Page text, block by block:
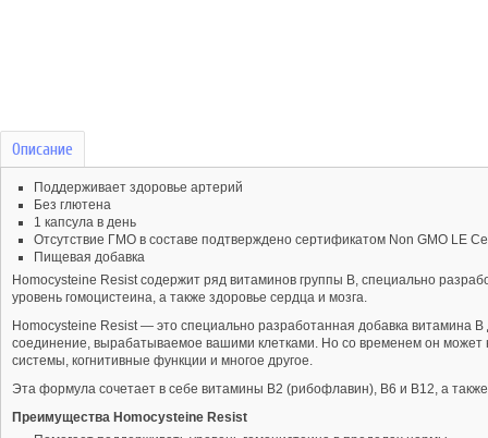
Описание
Поддерживает здоровье артерий
Без глютена
1 капсула в день
Отсутствие ГМО в составе подтверждено сертификатом Non GMO LE
Пищевая добавка
Homocysteine Resist содержит ряд витаминов группы B, специально
уровень гомоцистеина, а также здоровье сердца и мозга.
Homocysteine Resist — это специально разработанная добавка витамина
соединение, вырабатываемое вашими клетками. Но со временем он может
системы, когнитивные функции и многое другое.
Эта формула сочетает в себе витамины B2 (рибофлавин), B6 и B12, а
Преимущества Homocysteine Resist